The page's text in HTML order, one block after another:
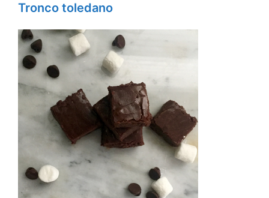
Tronco toledano